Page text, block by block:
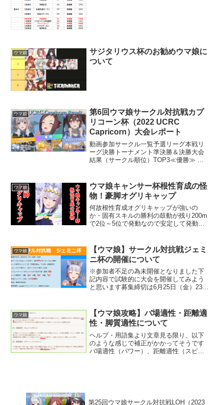
ウマ娘
サジタリウス杯のお勧めウマ娘に
ついて
ウマ娘
第6回ウマ娘サークル対抗戦カプ
リコーン杯（2022 UCRC
Capricorn）大会レポート
動画参加サークル一覧予選リーグ本戦リ
ーグ決勝トーナメント準決勝＆決勝大会
結果（サークル順位）TOP3≪優勝≫ 黒
イスさいぷちっ！お猿村ジャッジメント
ですのRe...
ウマ娘
ウマ娘キャンサー杯根性育成の怪
物！豪脚オグリキャップ
何故根性育成オグリキャップが強いの
か・固有スキルの勝利の鼓動が残り200m
で2位～5位で発動なので安定して発動す
ーSSRオグリキャップが使えないため豪
脚の習得が難しい ...
ウマ娘
【ウマ娘】サークル対抗戦ジェミ
ニ杯の開催について
※参加者不足の為未開催となりました下
記内容で試験的に大会を開催してみよう
と思います募集締切は6月25日（金）23時
先：ホーリックス（霧風） twitter ID...
ウマ娘
【ウマ娘攻略】バ場適性・距離適
性・脚質適性について
ヘルプ・用語集より文章見る限り、以下
のような感じで補正がかかってそうです
バ場適性（パワー）、距離適性（スピー
第25回ウマ娘サークル対抗戦LOH（2023